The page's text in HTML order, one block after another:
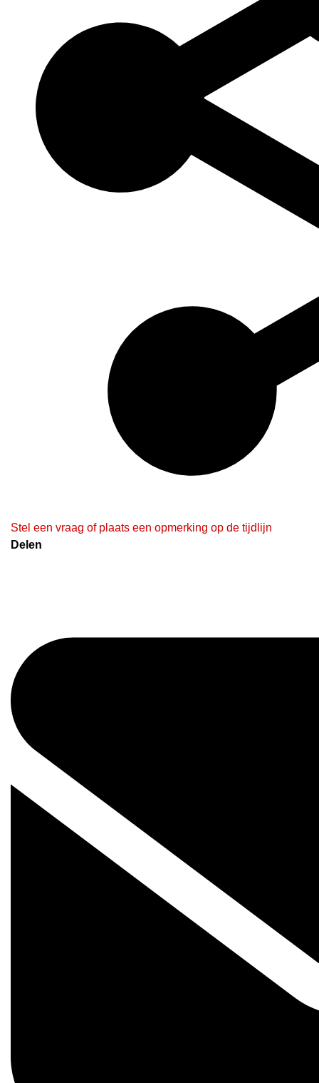
Stel een vraag of plaats een opmerking op de tijdlijn
Delen